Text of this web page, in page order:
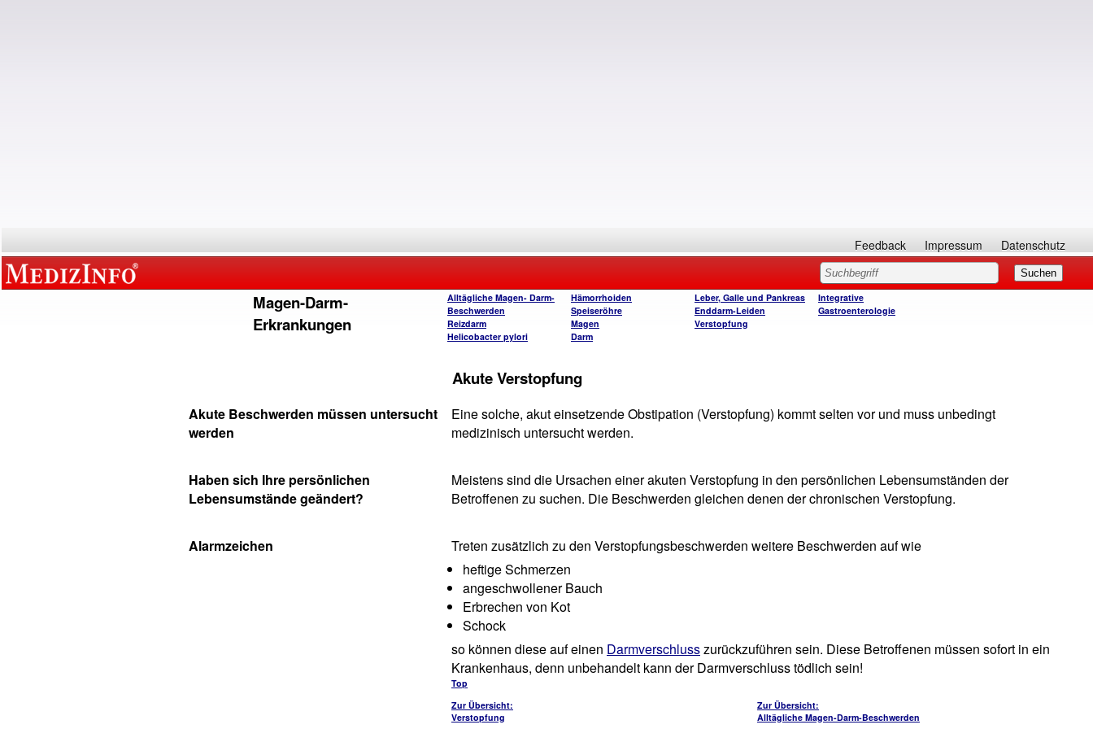
Feedback Impressum Datenschutz
Magen-Darm-
Erkrankungen
Alltägliche Magen- Darm-
Beschwerden
Reizdarm
Helicobacter pylori
Hämorrhoiden
Speiseröhre
Magen
Darm
Leber, Galle und Pankreas
Enddarm-Leiden
Verstopfung
Integrative
Gastroenterologie
Akute Verstopfung
Akute Beschwerden müssen untersucht
werden
Eine solche, akut einsetzende Obstipation (Verstopfung) kommt selten vor und muss unbedingt
medizinisch untersucht werden.
Haben sich Ihre persönlichen
Lebensumstände geändert?
Meistens sind die Ursachen einer akuten Verstopfung in den persönlichen Lebensumständen der
Betroffenen zu suchen. Die Beschwerden gleichen denen der chronischen Verstopfung.
Alarmzeichen
Treten zusätzlich zu den Verstopfungsbeschwerden weitere Beschwerden auf wie
heftige Schmerzen
angeschwollener Bauch
Erbrechen von Kot
Schock
so können diese auf einen Darmverschlusszurückzuführen sein. Diese Betroffenen müssen sofort in ein
Krankenhaus, denn unbehandelt kann der Darmverschluss tödlich sein!
Top
Zur Übersicht:
Verstopfung
Zur Übersicht:
Alltägliche Magen-Darm-Beschwerden